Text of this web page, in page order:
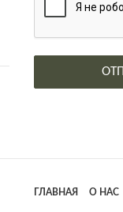
ГЛАВНАЯ О НАС